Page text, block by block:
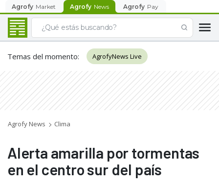
Agrofy Market Agrofy News Agrofy Pay
Temas del momento: AgrofyNews Live
Agrofy News Clima
Alerta amarilla por tormentas
en el centro sur del país